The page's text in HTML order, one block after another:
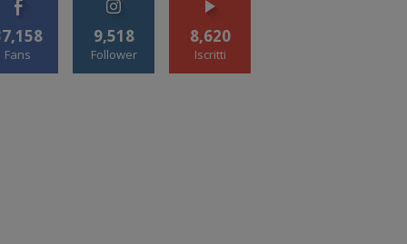
Fans
9,518
Follower
8,620
Iscritti